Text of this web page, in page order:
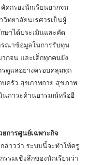
ดกรองนักเรียนยากจน
ทยาลัยนเรศวรเป็นผู้
ษาได้ประเมินและคัด
รณาข้อมูลในการรับทุน
กจน และเด็กทุกคนยัง
ดูแลอย่างครอบคลุมทุก
บครัว สุขภาพกาย สุขภาพ
นภาวะด้านอารมณ์หรืออี
การศูนย์เฉพาะกิจ
กล่าวว่า ระบบนี้จะทำให้ครู
รรมเชิงลึกของนักเรียนว่า